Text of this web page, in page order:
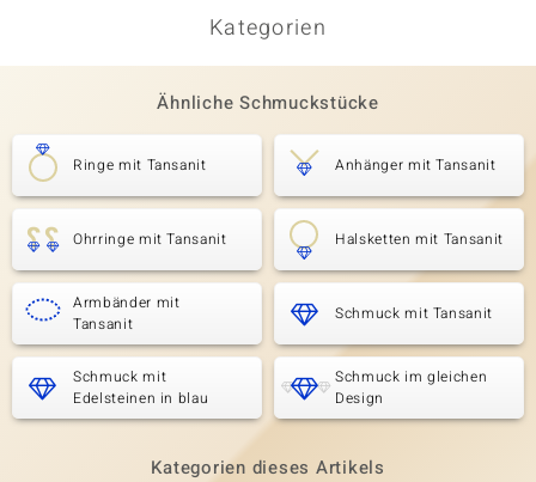
Kategorien
Ähnliche Schmuckstücke
Ringe mit Tansanit Anhänger mit Tansanit
Ohrringe mit Tansanit Halsketten mit Tansanit
Armbänder mit
Tansanit
Schmuck mit Tansanit
Schmuck mit
Edelsteinen in blau
Schmuck im gleichen
Design
Kategorien dieses Artikels